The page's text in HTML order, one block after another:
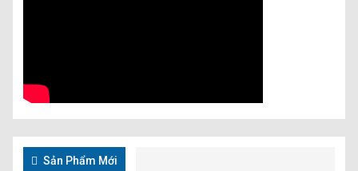
Sản Phẩm Mới